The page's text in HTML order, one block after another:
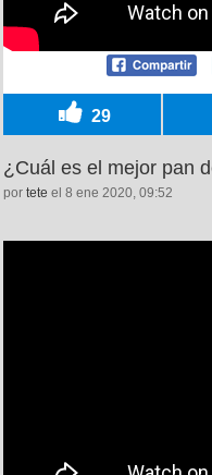
29
¿Cuál es el mejor pan
por tete el 8 ene 2020, 09:52